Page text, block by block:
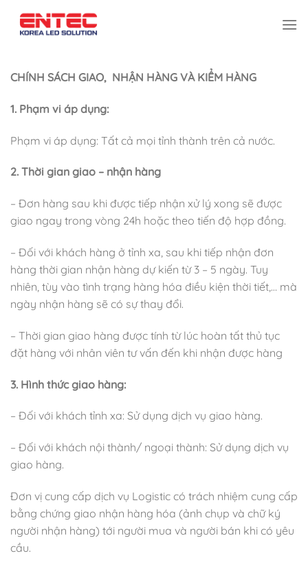
CHÍNH SÁCH GIAO, NHẬN HÀNG VÀ KIỂM HÀNG
1. Phạm vi áp dụng:
Phạm vi áp dụng: Tất cả mọi tỉnh thành trên cả nước.
2. Thời gian giao – nhận hàng
– Đơn hàng sau khi được tiếp nhận xử lý xong sẽ được
giao ngay trong vòng 24h hoặc theo tiến độ hợp đồng.
– Đối với khách hàng ở tỉnh xa, sau khi tiếp nhận đơn
hàng thời gian nhận hàng dự kiến từ 3 – 5 ngày. Tuy
nhiên, tùy vào tình trạng hàng hóa điều kiện thời tiết,… mà
ngày nhận hàng sẽ có sự thay đổi.
– Thời gian giao hàng được tính từ lúc hoàn tất thủ tục
đặt hàng với nhân viên tư vấn đến khi nhận được hàng
3. Hình thức giao hàng:
– Đối với khách tỉnh xa: Sử dụng dịch vụ giao hàng.
– Đối với khách nội thành/ ngoại thành: Sử dụng dịch vụ
giao hàng.
Đơn vị cung cấp dịch vụ Logistic có trách nhiệm cung cấp
bằng chứng giao nhận hàng hóa (ảnh chụp và chữ ký
người nhận hàng) tới người mua và người bán khi có yêu
cầu.